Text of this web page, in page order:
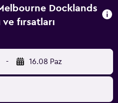
Docklands
fırsatları
- 16.08 Paz